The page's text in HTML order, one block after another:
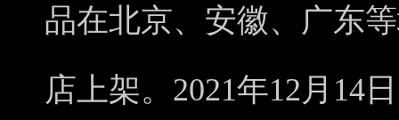
品在北京、安徽、广东
店上架。2021年12月14